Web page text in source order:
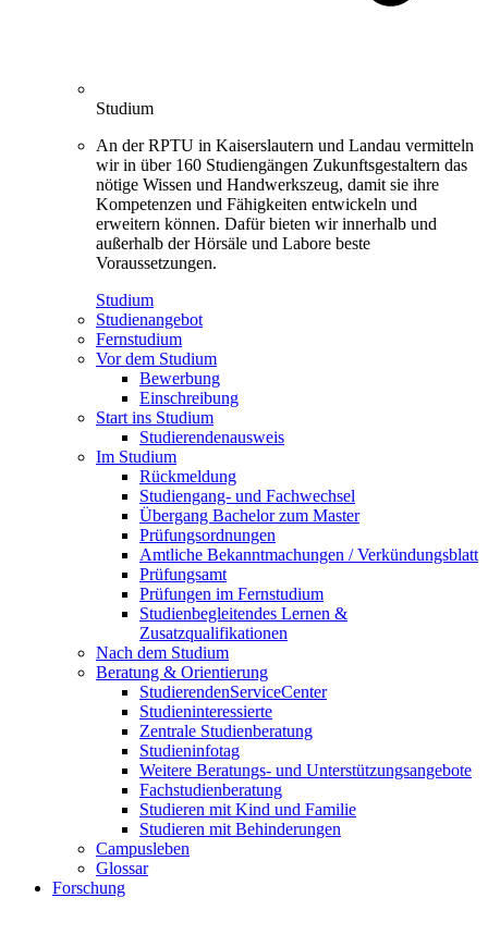
Studium
An der RPTU in Kaiserslautern und Landau vermitteln
wir in über 160 Studiengängen Zukunftsgestaltern das
nötige Wissen und Handwerkszeug, damit sie ihre
Kompetenzen und Fähigkeiten entwickeln und
erweitern können. Dafür bieten wir innerhalb und
außerhalb der Hörsäle und Labore beste
Voraussetzungen.
Studium
Studienangebot
Fernstudium
Vor dem Studium
Bewerbung
Einschreibung
Start ins Studium
Studierendenausweis
Im Studium
Rückmeldung
Studiengang- und Fachwechsel
Übergang Bachelor zum Master
Prüfungsordnungen
Amtliche Bekanntmachungen / Verkündungsblatt
Prüfungsamt
Prüfungen im Fernstudium
Studienbegleitendes Lernen &
Zusatzqualifikationen
Nach dem Studium
Beratung & Orientierung
StudierendenServiceCenter
Studieninteressierte
Zentrale Studienberatung
Studieninfotag
Weitere Beratungs- und Unterstützungsangebote
Fachstudienberatung
Studieren mit Kind und Familie
Studieren mit Behinderungen
Campusleben
Glossar
Forschung